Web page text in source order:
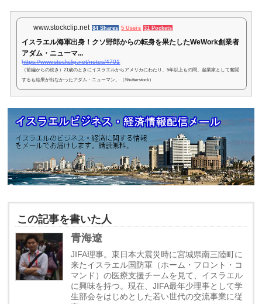
www.stockclip.net 84 Shares 5 Users 31 Pockets
イスラエル海軍出身！クソ野郎からの転身を果たしたWeWork創業者
アダム・ニューマ...
https://www.stockclip.net/notes/4701
（前編からの続き）21歳のときにイスラエルからアメリカにわたり、5年以上もの間、起業家として奮闘
するも結果が出なかったアダム・ニューマン。（Shutterstock）
この記事を書いた人
青海遼
JIFA理事。東日本大震災時に宮城県南三陸町に
来たイスラエル国防軍（ホーム・フロント・コ
マンド）の医療支援チームを見て、イスラエル
に興味を持つ。現在、JIFA最年少理事として学
生部会をはじめとした若い世代の交流事業に従